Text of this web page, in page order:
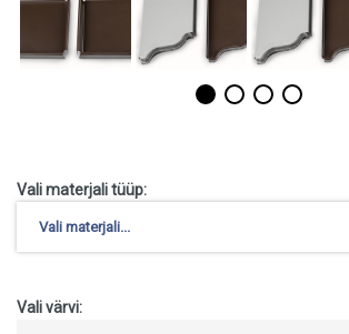
Vali materjali tüüp:
Vali materjali...
Vali värvi: